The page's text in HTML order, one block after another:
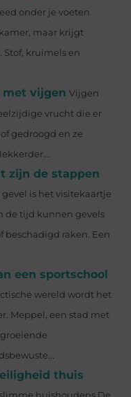
onder je voeten
maar krijgt
Stof, kruimels en
met vijgen Vijgen
vrucht die er
of gedroogd en ze
zijn de stappen
gevel is het visitekaartje
de tijd kunnen gevels
beschadigd raken. Een
een sportschool
wereld wordt het
Meppel, een stad met
thuis